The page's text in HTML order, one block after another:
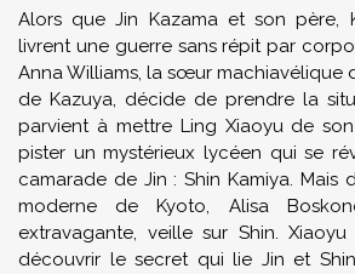
Alors que Jin Kazama et son père,
livrent une guerre sans répit par
Anna Williams, la sœur machiavélique
de Kazuya, décide de prendre la
parvient à mettre Ling Xiaoyu de
pister un mystérieux lycéen qui se
camarade de Jin : Shin Kamiya. Mais
moderne de Kyoto, Alisa
extravagante, veille sur Shin.
découvrir le secret qui lie Jin et